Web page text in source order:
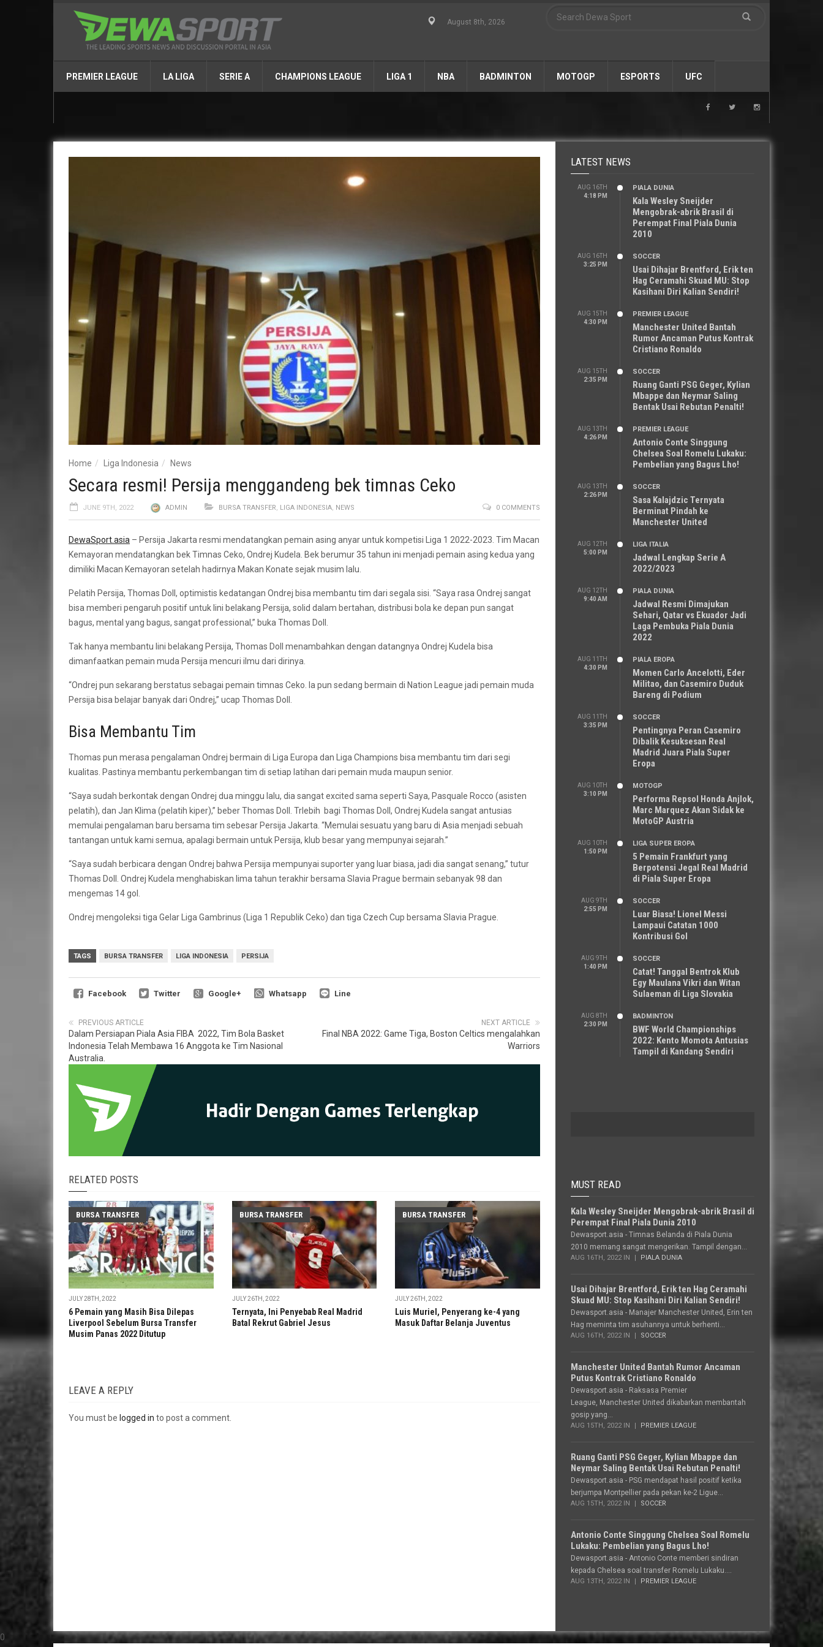
August 8th, 2026
PREMIER LEAGUE LA LIGA SERIE A CHAMPIONS LEAGUE LIGA 1 NBA BADMINTON MOTOGP ESPORTS UFC
Home Liga Indonesia News
Secara resmi! Persija menggandeng bek timnas Ceko
JUNE 9TH, 2022 ADMIN BURSA TRANSFER, LIGA INDONESIA, NEWS 0 COMMENTS
DewaSport.asia – Persija Jakarta resmi mendatangkan pemain asing anyar untuk kompetisi Liga 1 2022-2023. Tim Macan
Kemayoran mendatangkan bek Timnas Ceko, Ondrej Kudela. Bek berumur 35 tahun ini menjadi pemain asing kedua yang
dimiliki Macan Kemayoran setelah hadirnya Makan Konate sejak musim lalu.
Pelatih Persija, Thomas Doll, optimistis kedatangan Ondrej bisa membantu tim dari segala sisi. “Saya rasa Ondrej sangat
bisa memberi pengaruh positif untuk lini belakang Persija, solid dalam bertahan, distribusi bola ke depan pun sangat
bagus, mental yang bagus, sangat professional,” buka Thomas Doll.
Tak hanya membantu lini belakang Persija, Thomas Doll menambahkan dengan datangnya Ondrej Kudela bisa
dimanfaatkan pemain muda Persija mencuri ilmu dari dirinya.
“Ondrej pun sekarang berstatus sebagai pemain timnas Ceko. Ia pun sedang bermain di Nation League jadi pemain muda
Persija bisa belajar banyak dari Ondrej,” ucap Thomas Doll.
Bisa Membantu Tim
Thomas pun merasa pengalaman Ondrej bermain di Liga Europa dan Liga Champions bisa membantu tim dari segi
kualitas. Pastinya membantu perkembangan tim di setiap latihan dari pemain muda maupun senior.
“Saya sudah berkontak dengan Ondrej dua minggu lalu, dia sangat excited sama seperti Saya, Pasquale Rocco (asisten
pelatih), dan Jan Klima (pelatih kiper),” beber Thomas Doll. Trlebih bagi Thomas Doll, Ondrej Kudela sangat antusias
memulai pengalaman baru bersama tim sebesar Persija Jakarta. “Memulai sesuatu yang baru di Asia menjadi sebuah
tantangan untuk kami semua, apalagi bermain untuk Persija, klub besar yang mempunyai sejarah.”
“Saya sudah berbicara dengan Ondrej bahwa Persija mempunyai suporter yang luar biasa, jadi dia sangat senang,” tutur
Thomas Doll. Ondrej Kudela menghabiskan lima tahun terakhir bersama Slavia Prague bermain sebanyak 98 dan
mengemas 14 gol.
Ondrej mengoleksi tiga Gelar Liga Gambrinus (Liga 1 Republik Ceko) dan tiga Czech Cup bersama Slavia Prague.
TAGS BURSA TRANSFER LIGA INDONESIA PERSIJA
Facebook Twitter Google+ Whatsapp Line
NEXT ARTICLE
Final NBA 2022: Game Tiga, Boston Celtics mengalahkan
Warriors
PREVIOUS ARTICLE
Dalam Persiapan Piala Asia FIBA ​​​​ 2022, Tim Bola Basket
Indonesia Telah Membawa 16 Anggota ke Tim Nasional
Australia.
RELATED POSTS
BURSA TRANSFER
JULY 28TH, 2022
6 Pemain yang Masih Bisa Dilepas
Liverpool Sebelum Bursa Transfer
Musim Panas 2022 Ditutup
BURSA TRANSFER
JULY 26TH, 2022
Ternyata, Ini Penyebab Real Madrid
Batal Rekrut Gabriel Jesus
BURSA TRANSFER
JULY 26TH, 2022
Luis Muriel, Penyerang ke-4 yang
Masuk Daftar Belanja Juventus
LEAVE A REPLY
You must be logged in to post a comment.
LATEST NEWS
AUG 16TH
4:18 PM
PIALA DUNIA
Kala Wesley Sneijder
Mengobrak-abrik Brasil di
Perempat Final Piala Dunia
2010
AUG 16TH
3:25 PM
SOCCER
Usai Dihajar Brentford, Erik ten
Hag Ceramahi Skuad MU: Stop
Kasihani Diri Kalian Sendiri!
AUG 15TH
4:30 PM
PREMIER LEAGUE
Manchester United Bantah
Rumor Ancaman Putus Kontrak
Cristiano Ronaldo
AUG 15TH
2:35 PM
SOCCER
Ruang Ganti PSG Geger, Kylian
Mbappe dan Neymar Saling
Bentak Usai Rebutan Penalti!
AUG 13TH
4:26 PM
PREMIER LEAGUE
Antonio Conte Singgung
Chelsea Soal Romelu Lukaku:
Pembelian yang Bagus Lho!
AUG 13TH
2:26 PM
SOCCER
Sasa Kalajdzic Ternyata
Berminat Pindah ke
Manchester United
AUG 12TH
5:00 PM
LIGA ITALIA
Jadwal Lengkap Serie A
2022/2023
AUG 12TH
9:40 AM
PIALA DUNIA
Jadwal Resmi Dimajukan
Sehari, Qatar vs Ekuador Jadi
Laga Pembuka Piala Dunia
2022
AUG 11TH
4:30 PM
PIALA EROPA
Momen Carlo Ancelotti, Eder
Militao, dan Casemiro Duduk
Bareng di Podium
AUG 11TH
3:35 PM
SOCCER
Pentingnya Peran Casemiro
Dibalik Kesuksesan Real
Madrid Juara Piala Super
Eropa
AUG 10TH
3:10 PM
MOTOGP
Performa Repsol Honda Anjlok,
Marc Marquez Akan Sidak ke
MotoGP Austria
AUG 10TH
1:50 PM
LIGA SUPER EROPA
5 Pemain Frankfurt yang
Berpotensi Jegal Real Madrid
di Piala Super Eropa
AUG 9TH
2:55 PM
SOCCER
Luar Biasa! Lionel Messi
Lampaui Catatan 1000
Kontribusi Gol
AUG 9TH
1:40 PM
SOCCER
Catat! Tanggal Bentrok Klub
Egy Maulana Vikri dan Witan
Sulaeman di Liga Slovakia
AUG 8TH
2:30 PM
BADMINTON
BWF World Championships
2022: Kento Momota Antusias
Tampil di Kandang Sendiri
MUST READ
Kala Wesley Sneijder Mengobrak-abrik Brasil di
Perempat Final Piala Dunia 2010
Dewasport.asia - Timnas Belanda di Piala Dunia
2010 memang sangat mengerikan. Tampil dengan...
AUG 16TH, 2022 IN PIALA DUNIA
Usai Dihajar Brentford, Erik ten Hag Ceramahi
Skuad MU: Stop Kasihani Diri Kalian Sendiri!
Dewasport.asia - Manajer Manchester United, Erin ten
Hag meminta tim asuhannya untuk berhenti...
AUG 16TH, 2022 IN SOCCER
Manchester United Bantah Rumor Ancaman
Putus Kontrak Cristiano Ronaldo
Dewasport.asia - Raksasa Premier
League, Manchester United dikabarkan membantah
gosip yang...
AUG 15TH, 2022 IN PREMIER LEAGUE
Ruang Ganti PSG Geger, Kylian Mbappe dan
Neymar Saling Bentak Usai Rebutan Penalti!
Dewasport.asia - PSG mendapat hasil positif ketika
berjumpa Montpellier pada pekan ke-2 Ligue...
AUG 15TH, 2022 IN SOCCER
Antonio Conte Singgung Chelsea Soal Romelu
Lukaku: Pembelian yang Bagus Lho!
Dewasport.asia - Antonio Conte memberi sindiran
kepada Chelsea soal transfer Romelu Lukaku....
AUG 13TH, 2022 IN PREMIER LEAGUE
0